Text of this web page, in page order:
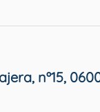
nº15,